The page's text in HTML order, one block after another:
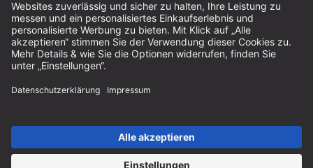
Impressum
AGB
Datenschutz
Cookie-Einstellungen
© 2026 sauter GmbH
* kostenloser Versand ab 150 Euro Bestellwert innerhalb
Deutschlands für die Standard-Paketgrößen - ausgenommen
Sperrgut und Fracht
In Abh. des Lieferlandes kann die MwSt. an der Kasse variieren.